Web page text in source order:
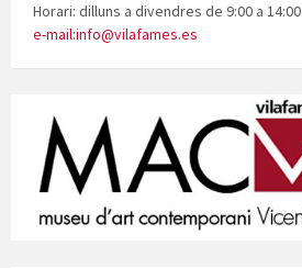
Horari: dilluns a divendres de 9:00 a 14:00
e-mail:info@vilafames.es